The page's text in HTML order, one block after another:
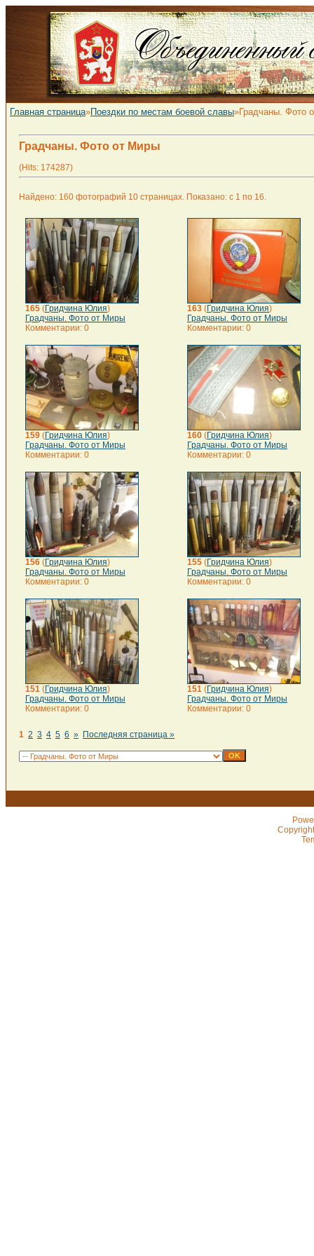
Главная страница»Поездки по местам боевой славы»Градчаны. Фото
Градчаны. Фото от Миры
(Hits: 174287)
Найдено: 160 фотографий 10 страницах. Показано: с 1 по 16.
165 (Гридчина Юлия)
Градчаны. Фото от Миры
Комментарии: 0
163 (Гридчина Юлия)
Градчаны. Фото от Миры
Комментарии: 0
159 (Гридчина Юлия)
Градчаны. Фото от Миры
Комментарии: 0
160 (Гридчина Юлия)
Градчаны. Фото от Миры
Комментарии: 0
156 (Гридчина Юлия)
Градчаны. Фото от Миры
Комментарии: 0
155 (Гридчина Юлия)
Градчаны. Фото от Миры
Комментарии: 0
151 (Гридчина Юлия)
Градчаны. Фото от Миры
Комментарии: 0
151 (Гридчина Юлия)
Градчаны. Фото от Миры
Комментарии: 0
1 2 3 4 5 6 » Последняя страница »